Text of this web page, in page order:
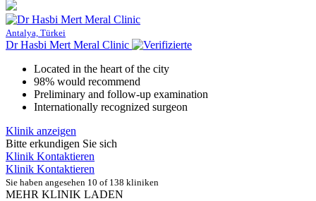
Antalya, Türkei
Dr Hasbi Mert Meral Clinic
Located in the heart of the city
98% would recommend
Preliminary and follow-up examination
Internationally recognized surgeon
Klinik anzeigen
Bitte erkundigen Sie sich
Klinik Kontaktieren
Klinik Kontaktieren
Sie haben angesehen 10 of 138 kliniken
MEHR KLINIK LADEN